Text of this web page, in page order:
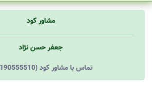
مشاور کود
جعفر حسن نژاد
(09190555510) تماس با مشاور کود